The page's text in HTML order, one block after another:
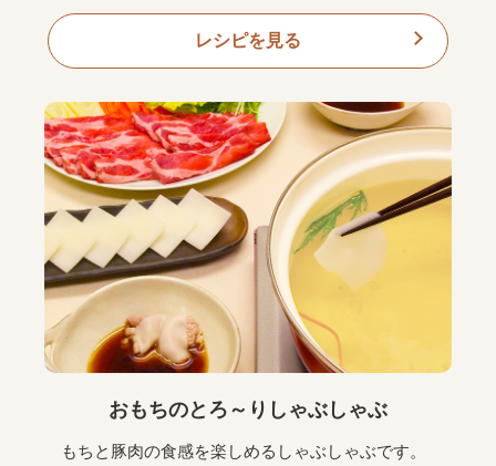
レシピを見る
おもちのとろ～りしゃぶしゃぶ
もちと豚肉の食感を楽しめるしゃぶしゃぶです。